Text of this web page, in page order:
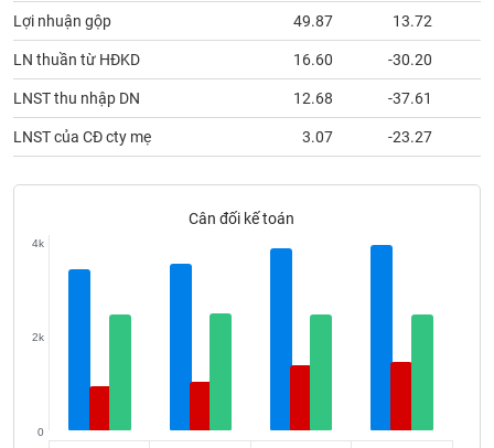
Lợi nhuận gộp 49.87 13.72
LN thuần từ HĐKD 16.60 -30.20
LNST thu nhập DN 12.68 -37.61
LNST của CĐ cty mẹ 3.07 -23.27
Cân đối kế toán
0
2k
4k
Thuật
(-)
Dịch
chính